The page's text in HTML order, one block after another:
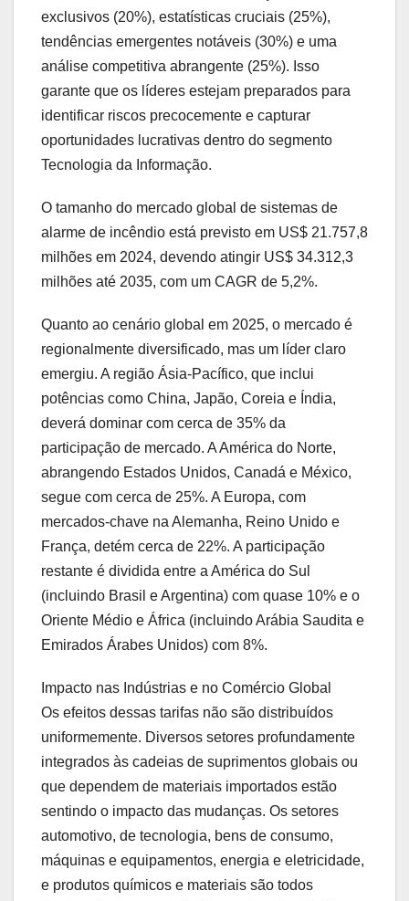
exclusivos (20%), estatísticas cruciais (25%),
tendências emergentes notáveis (30%) e uma
análise competitiva abrangente (25%). Isso
garante que os líderes estejam preparados para
identificar riscos precocemente e capturar
oportunidades lucrativas dentro do segmento
Tecnologia da Informação.
O tamanho do mercado global de sistemas de
alarme de incêndio está previsto em US$ 21.757,8
milhões em 2024, devendo atingir US$ 34.312,3
milhões até 2035, com um CAGR de 5,2%.
Quanto ao cenário global em 2025, o mercado é
regionalmente diversificado, mas um líder claro
emergiu. A região Ásia-Pacífico, que inclui
potências como China, Japão, Coreia e Índia,
deverá dominar com cerca de 35% da
participação de mercado. A América do Norte,
abrangendo Estados Unidos, Canadá e México,
segue com cerca de 25%. A Europa, com
mercados-chave na Alemanha, Reino Unido e
França, detém cerca de 22%. A participação
restante é dividida entre a América do Sul
(incluindo Brasil e Argentina) com quase 10% e o
Oriente Médio e África (incluindo Arábia Saudita e
Emirados Árabes Unidos) com 8%.
Impacto nas Indústrias e no Comércio Global
Os efeitos dessas tarifas não são distribuídos
uniformemente. Diversos setores profundamente
integrados às cadeias de suprimentos globais ou
que dependem de materiais importados estão
sentindo o impacto das mudanças. Os setores
automotivo, de tecnologia, bens de consumo,
máquinas e equipamentos, energia e eletricidade,
e produtos químicos e materiais são todos